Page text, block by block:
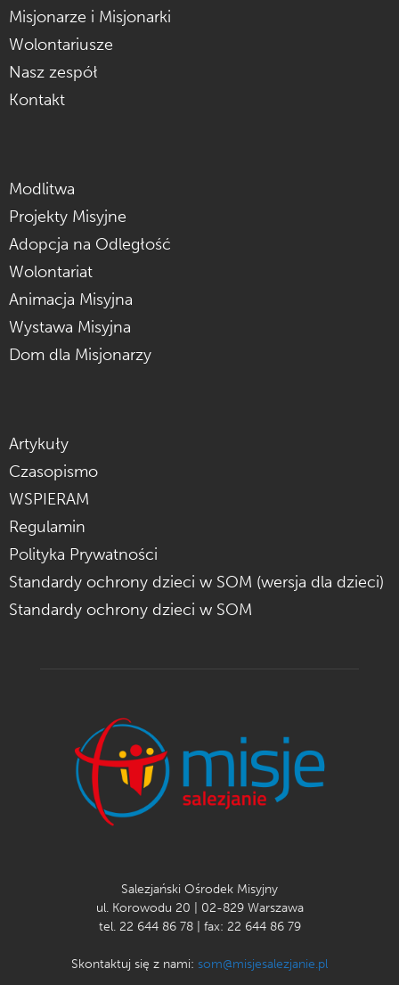
Misjonarze i Misjonarki
Wolontariusze
Nasz zespół
Kontakt
Modlitwa
Projekty Misyjne
Adopcja na Odległość
Wolontariat
Animacja Misyjna
Wystawa Misyjna
Dom dla Misjonarzy
Artykuły
Czasopismo
WSPIERAM
Regulamin
Polityka Prywatności
Standardy ochrony dzieci w SOM (wersja dla dzieci)
Standardy ochrony dzieci w SOM
Salezjański Ośrodek Misyjny
ul. Korowodu 20 | 02-829 Warszawa
tel. 22 644 86 78 | fax: 22 644 86 79
Skontaktuj się z nami: som@misjesalezjanie.pl